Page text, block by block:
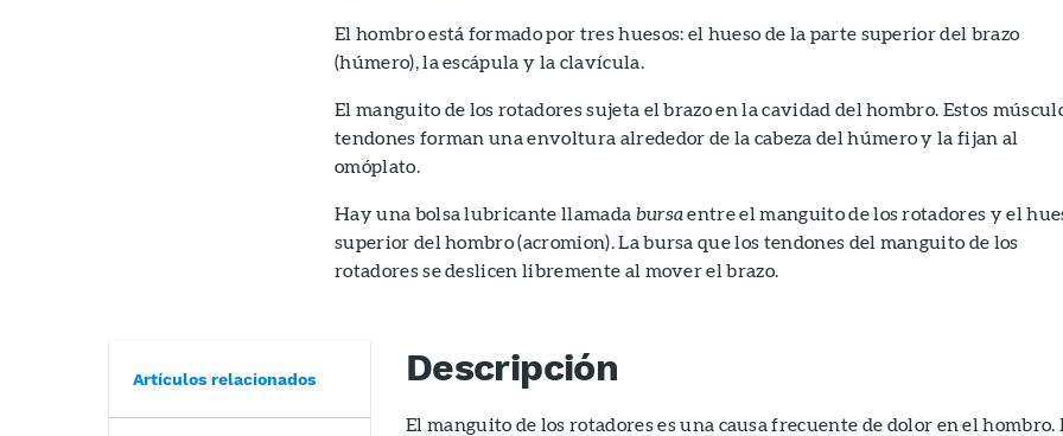
El hombro está formado por tres huesos: el hueso de la parte superior del brazo
(húmero), la escápula y la clavícula.
El manguito de los rotadores sujeta el brazo en la cavidad del hombro. Estos
tendones forman una envoltura alrededor de la cabeza del húmero y la fijan al
omóplato.
Hay una bolsa lubricante llamada bursaentre el manguito de los rotadores y el
superior del hombro (acromion). La bursa que los tendones del manguito de los
rotadores se deslicen libremente al mover el brazo.
Artículos relacionados Descripción
El manguito de los rotadores es una causa frecuente de dolor en el hombro.